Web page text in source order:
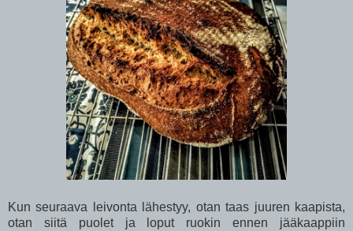
Kun seuraava leivonta lähestyy, otan taas juuren kaapista,
otan siitä puolet ja loput ruokin ennen jääkaappiin